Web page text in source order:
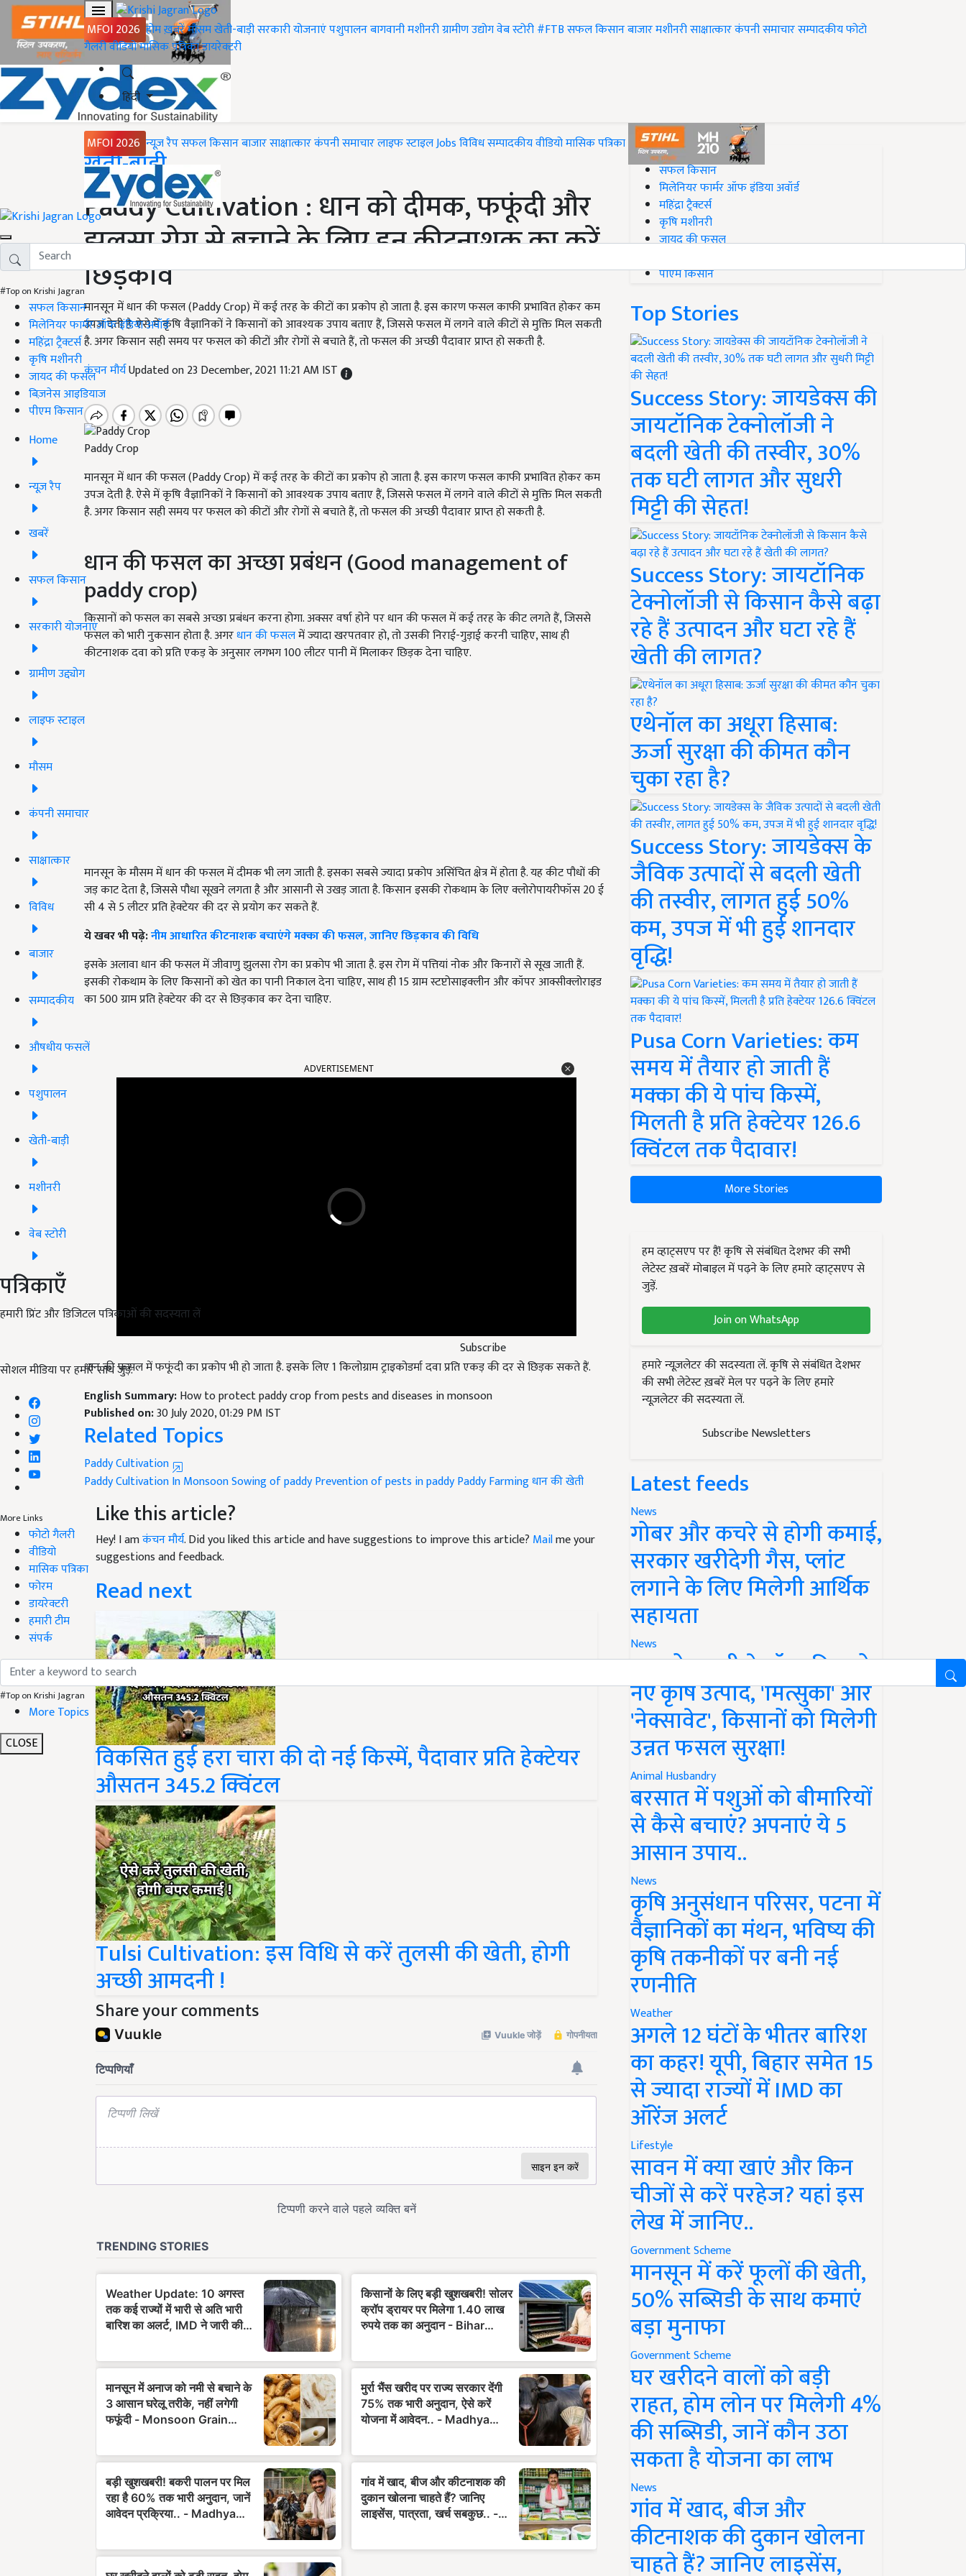
MFOI 2026 होमख़बरेंमौसमखेती-बाड़ीसरकारी योजनाएंपशुपालनबागवानीमशीनरीग्रामीण उद्योगवेब स्टोरी#FTBसफल किसानबाजारमशीनरीसाक्षात्कारकंपनी समाचारसम्पादकीयफोटो
गैलरीवीडियोमासिक पत्रिकाडायरेक्टरी
हिंदी
MFOI 2026 न्यूज़ रैपसफल किसानबाजारसाक्षात्कारकंपनी समाचारलाइफ स्टाइलJobsविविधसम्पादकीयवीडियोमासिक पत्रिका
#Top on Krishi Jagran
सफल किसान
मिलेनियर फार्मर ऑफ इंडिया अवॉर्ड
महिंद्रा ट्रैक्टर्स
कृषि मशीनरी
जायद की फसल
बिज़नेस आइडियाज
पीएम किसान
Home
न्यूज़ रैप
खबरें
सफल किसान
सरकारी योजनाएं
ग्रामीण उद्द्योग
लाइफ स्टाइल
मौसम
कंपनी समाचार
साक्षात्कार
विविध
बाजार
सम्पादकीय
औषधीय फसलें
पशुपालन
खेती-बाड़ी
मशीनरी
वेब स्टोरी
पत्रिकाएँ
हमारी प्रिंट और डिजिटल पत्रिकाओं की सदस्यता लें
Subscribe
सोशल मीडिया पर हमारे साथ जुड़ें:
More Links
फोटो गैलरी
वीडियो
मासिक पत्रिका
फोरम
डायरेक्टरी
हमारी टीम
संपर्क
#Top on Krishi Jagran
More Topics
CLOSE
Home
खेती-बाड़ी
Paddy Cultivation : धान को दीमक, फफूंदी और
झुलसा रोग से बचाने के लिए इन कीटनाशक का करें
छिड़काव
मानसून में धान की फसल (Paddy Crop) में कई तरह के कीटों का प्रकोप हो जाता है. इस कारण फसल काफी प्रभावित होकर कम
उपज देती है. ऐसे में कृषि वैज्ञानिकों ने किसानों को आवश्यक उपाय बताए हैं, जिससे फसल में लगने वाले कीटों से मुक्ति मिल सकती
है. अगर किसान सही समय पर फसल को कीटों और रोगों से बचाते हैं, तो फसल की अच्छी पैदावार प्राप्त हो सकती है.
कंचन मौर्यUpdated on 23 December, 2021 11:21 AM IST
Paddy Crop
मानसून में धान की फसल (Paddy Crop) में कई तरह के कीटों का प्रकोप हो जाता है. इस कारण फसल काफी प्रभावित होकर कम
उपज देती है. ऐसे में कृषि वैज्ञानिकों ने किसानों को आवश्यक उपाय बताए हैं, जिससे फसल में लगने वाले कीटों से मुक्ति मिल सकती
है. अगर किसान सही समय पर फसल को कीटों और रोगों से बचाते हैं, तो फसल की अच्छी पैदावार प्राप्त हो सकती है.
धान की फसल का अच्छा प्रबंधन (Good management of
paddy crop)
किसानों को फसल का सबसे अच्छा प्रबंधन करना होगा. अक्सर वर्षा होने पर धान की फसल में कई तरह के कीट लगते हैं, जिससे
फसल को भारी नुकसान होता है. अगरधान की फसलमें ज्यादा खरपतवार हो, तो उसकी निराई-गुड़ाई करनी चाहिए, साथ ही
कीटनाशक दवा को प्रति एकड़ के अनुसार लगभग 100 लीटर पानी में मिलाकर छिड़क देना चाहिए.
मानसून के मौसम में धान की फसल में दीमक भी लग जाती है. इसका सबसे ज्यादा प्रकोप असिंचित क्षेत्र में होता है. यह कीट पौधों की
जड़ काट देता है, जिससे पौधा सूखने लगता है और आसानी से उखड़ जाता है. किसान इसकी रोकथाम के लिए क्लोरोपायरीफॉस 20 ई
सी 4 से 5 लीटर प्रति हेक्टेयर की दर से प्रयोग कर सकते हैं.
ये खबर भी पढ़े:नीम आधारित कीटनाशक बचाएंगे मक्का की फसल, जानिए छिड़काव की विधि
इसके अलावा धान की फसल में जीवाणु झुलसा रोग का प्रकोप भी जाता है. इस रोग में पत्तियां नोक और किनारों से सूख जाती हैं.
इसकी रोकथाम के लिए किसानों को खेत का पानी निकाल देना चाहिए, साथ ही 15 ग्राम स्टप्टोसाइक्लीन और कॉपर आक्सीक्लोराइड
का 500 ग्राम प्रति हेक्टेयर की दर से छिड़काव कर देना चाहिए.
धान की फसल में फफूंदी का प्रकोप भी हो जाता है. इसके लिए 1 किलोग्राम ट्राइकोडर्मा दवा प्रति एकड़ की दर से छिड़क सकते हैं.
English Summary:
How to protect paddy crop from pests and diseases in monsoon
Published on:30 July 2020, 01:29 PM IST
Related Topics
Paddy Cultivation
Paddy Cultivation In Monsoon
Like this article?
Hey! I amकंचन मौर्य. Did you liked this article and have suggestions to improve this article?
suggestions and feedback.
Read next
विकसित हुई हरा चारा की दो नई किस्में, पैदावार प्रति हेक्टेयर
औसतन 345.2 क्विंटल
Tulsi Cultivation: इस विधि से करें तुलसी की खेती, होगी
अच्छी आमदनी !
Share your comments
#Top on Krishi Jagran
सफल किसान
मिलेनियर फार्मर ऑफ इंडिया अवॉर्ड
महिंद्रा ट्रैक्टर्स
कृषि मशीनरी
जायद की फसल
पीएम किसान
Top Stories
Success Story: जायडेक्स की
जायटॉनिक टेक्नोलॉजी ने
बदली खेती की तस्वीर, 30%
तक घटी लागत और सुधरी
मिट्टी की सेहत!
Success Story: जायटॉनिक
टेक्नोलॉजी से किसान कैसे बढ़ा
रहे हैं उत्पादन और घटा रहे हैं
खेती की लागत?
एथेनॉल का अधूरा हिसाब:
ऊर्जा सुरक्षा की कीमत कौन
चुका रहा है?
Success Story: जायडेक्स के
जैविक उत्पादों से बदली खेती
की तस्वीर, लागत हुई 50%
कम, उपज में भी हुई शानदार
वृद्धि!
Pusa Corn Varieties: कम
समय में तैयार हो जाती हैं
मक्का की ये पांच किस्में,
मिलती है प्रति हेक्टेयर 126.6
क्विंटल तक पैदावार!
More Stories
हम व्हाट्सएप पर हैं! कृषि से संबंधित देशभर की सभी
लेटेस्ट ख़बरें मोबाइल में पढ़ने के लिए हमारे व्हाट्सएप से
जुड़ें.
Join on WhatsApp
हमारे न्यूज़लेटर की सदस्यता लें. कृषि से संबंधित देशभर
की सभी लेटेस्ट ख़बरें मेल पर पढ़ने के लिए हमारे
न्यूज़लेटर की सदस्यता लें.
Subscribe Newsletters
Latest feeds
News
गोबर और कचरे से होगी कमाई,
सरकार खरीदेगी गैस, प्लांट
लगाने के लिए मिलेगी आर्थिक
सहायता
News
इफको-एमसी ने लॉन्च किए दो
नए कृषि उत्पाद, 'मित्सुकी' और
'नेक्सावेट', किसानों को मिलेगी
उन्नत फसल सुरक्षा!
Animal Husbandry
बरसात में पशुओं को बीमारियों
से कैसे बचाएं? अपनाएं ये 5
आसान उपाय..
News
कृषि अनुसंधान परिसर, पटना में
वैज्ञानिकों का मंथन, भविष्य की
कृषि तकनीकों पर बनी नई
रणनीति
Weather
अगले 12 घंटों के भीतर बारिश
का कहर! यूपी, बिहार समेत 15
से ज्यादा राज्यों में IMD का
ऑरेंज अलर्ट
Lifestyle
सावन में क्या खाएं और किन
चीजों से करें परहेज? यहां इस
लेख में जानिए..
Government Scheme
मानसून में करें फूलों की खेती,
50% सब्सिडी के साथ कमाएं
बड़ा मुनाफा
Government Scheme
घर खरीदने वालों को बड़ी
राहत, होम लोन पर मिलेगी 4%
की सब्सिडी, जानें कौन उठा
सकता है योजना का लाभ
News
गांव में खाद, बीज और
कीटनाशक की दुकान खोलना
चाहते हैं? जानिए लाइसेंस,